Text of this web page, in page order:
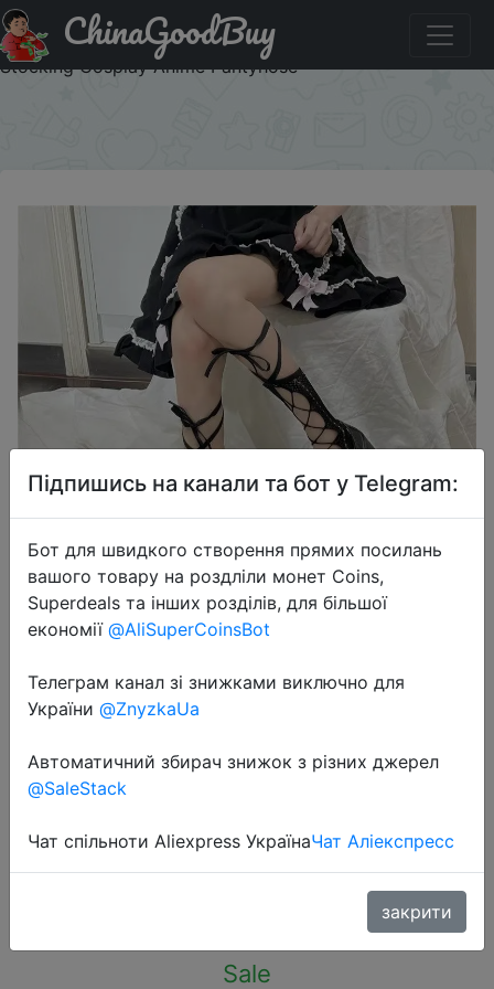
Знижка на Sexy Women Stockings Bandage Cross Ribbon
Knee Lace Socks Lolita Accessories Hollow Out Fishnet
Stocking Cosplay Anime Pantyhose
ChinaGoodBuy
Sexy Women Stockings Bandage
Cross Ribbon Knee Lace Socks
Fishnet Stocking Cosplay Anime
Pantyhose
$1.29
Sale
Підпишись на канали та бот у Telegram:
Бот для швидкого створення прямих посилань
вашого товару на роздліли монет Coins,
Superdeals та інших розділів, для більшої
економії @AliSuperCoinsBot
Телеграм канал зі знижками виключно для
України @ZnyzkaUa
Автоматичний збирач знижок з різних джерел
@SaleStack
Чат спільноти Aliexpress УкраїнаЧат Аліекспресс
закрити